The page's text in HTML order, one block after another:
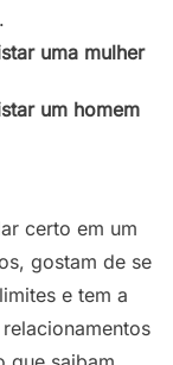
uma mulher
um homem
certo em um
gostam de se
e tem a